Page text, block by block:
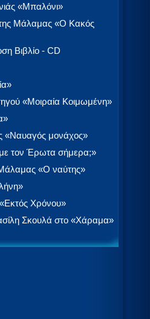
«Μπαλόνι»
Μάλαμας «Ο Κακός
Βιβλίο - CD
«Μοιραία Κοιμωμένη»
«Ναυαγός μονάχος»
τον Έρωτα σήμερα;»
«Ο ναύτης»
Χρόνου»
Σκουλά στο «Χάραμα»